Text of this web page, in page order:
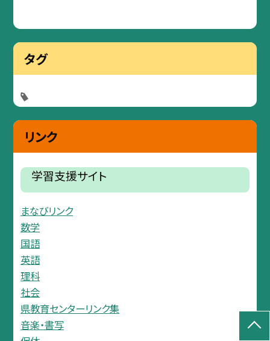
タグ
リンク
学習支援サイト
まなびリンク
数学
国語
英語
理科
社会
県教育センターリンク集
音楽・書写